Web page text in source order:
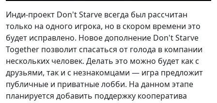
Инди-проект Don't Starve всегда был рассчитан
только на одного игрока, но в скором времени это
будет исправлено. Новое дополнение Don't Starve
Together позволит спасаться от голода в компании
нескольких человек. Делать это можно будет как с
друзьями, так и с незнакомцами — игра предложит
публичные и приватные лобби. На данном этапе
планируется добавить поддержку кооператива